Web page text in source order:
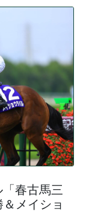
「春古馬三
メイショ